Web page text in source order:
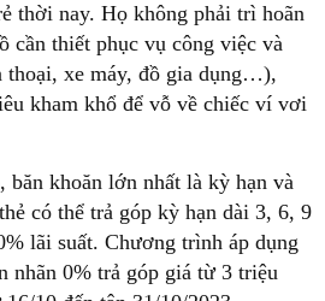
thời nay. Họ không phải trì hoãn
cần thiết phục vụ công việc và
thoại, xe máy, đồ gia dụng…),
kham khổ để vỗ về chiếc ví vơi
khoăn lớn nhất là kỳ hạn và
có thể trả góp kỳ hạn dài 3, 6, 9
lãi suất. Chương trình áp dụng
nhãn 0% trả góp giá từ 3 triệu